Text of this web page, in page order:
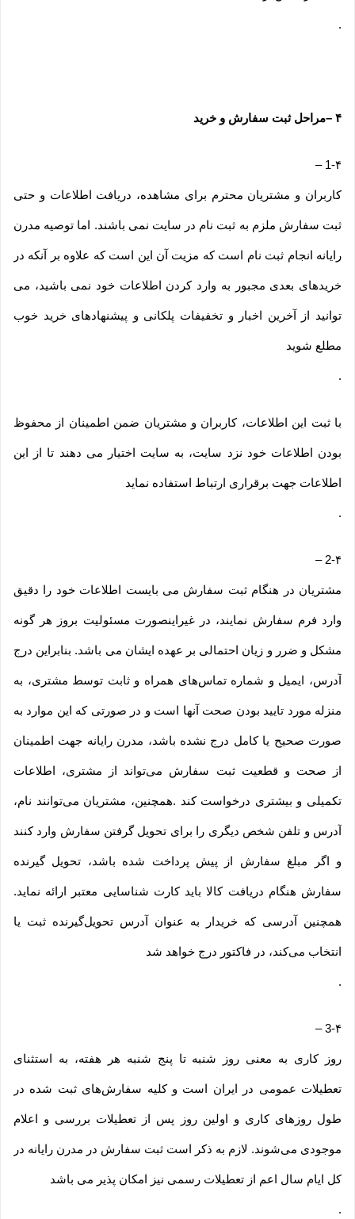
.
۴ –مراحل ثبت سفارش و خرید
1-۴ –
کاربران و مشتریان محترم برای مشاهده، دریافت اطلاعات و حتی
ثبت سفارش ملزم به ثبت نام در سایت نمی باشند. اما توصیه مدرن
رایانه انجام ثبت نام است که مزیت آن این است که علاوه بر آنکه در
خریدهای بعدی مجبور به وارد کردن اطلاعات خود نمی باشید، می
توانید از آخرین اخبار و تخفیفات پلکانی و پیشنهادهای خرید خوب
مطلع شوید
.
با ثبت این اطلاعات، کاربران و مشتریان ضمن اطمینان از محفوظ
بودن اطلاعات خود نزد سایت، به سایت اختیار می دهند تا از این
اطلاعات جهت برقراری ارتباط استفاده نماید
.
2-۴ –
مشتریان در هنگام ثبت سفارش می بایست اطلاعات خود را دقیق
وارد فرم سفارش نمایند، در غیراینصورت مسئولیت بروز هر گونه
مشکل و ضرر و زیان احتمالی بر عهده ایشان می باشد. بنابراین درج
آدرس، ایمیل و شماره تماس‌های همراه و ثابت توسط مشتری، به
منزله مورد تایید بودن صحت آنها است و در صورتی که این موارد به
صورت صحیح یا کامل درج نشده باشد، مدرن رایانه جهت اطمینان
از صحت و قطعیت ثبت سفارش می‌تواند از مشتری، اطلاعات
تکمیلی و بیشتری درخواست کند .همچنین، مشتریان می‌توانند نام،
آدرس و تلفن شخص دیگری را برای تحویل گرفتن سفارش وارد کنند
و اگر مبلغ سفارش از پیش پرداخت شده باشد، تحویل گیرنده
سفارش هنگام دریافت کالا باید کارت شناسایی معتبر ارائه نماید.
همچنین آدرسی که خریدار به عنوان آدرس تحویل‌گیرنده ثبت یا
انتخاب می‌کند، در فاکتور درج خواهد شد
.
3-۴–
روز کاری به معنی روز شنبه تا پنج شنبه هر هفته، به استثنای
تعطیلات عمومی در ایران است و کلیه سفارش‏‌های ثبت شده در
طول روزهای کاری و اولین روز پس از تعطیلات بررسی و اعلام
موجودی می‌‏شوند. لازم به ذکر است ثبت سفارش در مدرن رایانه در
کل ایام سال اعم از تعطیلات رسمی نیز امکان پذیر می باشد
.